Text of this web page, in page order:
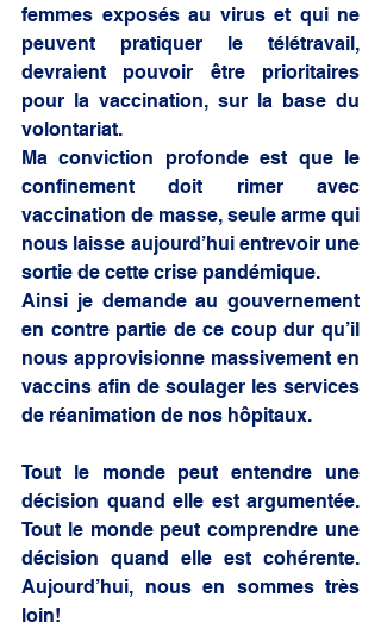
femmes exposés au virus et qui ne
peuvent pratiquer le télétravail,
devraient pouvoir être prioritaires
pour la vaccination, sur la base du
volontariat.
Ma conviction profonde est que le
confinement doit rimer avec
vaccination de masse, seule arme qui
nous laisse aujourd’hui entrevoir une
sortie de cette crise pandémique.
Ainsi je demande au gouvernement
en contre partie de ce coup dur qu’il
nous approvisionne massivement en
vaccins afin de soulager les services
de réanimation de nos hôpitaux.
Tout le monde peut entendre une
décision quand elle est argumentée.
Tout le monde peut comprendre une
décision quand elle est cohérente.
Aujourd’hui, nous en sommes très
loin!